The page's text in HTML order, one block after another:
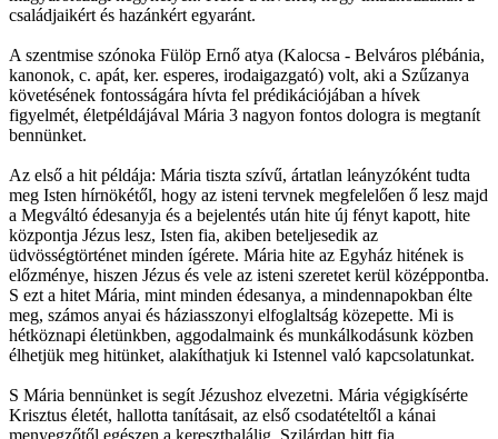
családjaikért és hazánkért egyaránt.
A szentmise szónoka Fülöp Ernő atya (Kalocsa - Belváros plébánia,
kanonok, c. apát, ker. esperes, irodaigazgató) volt, aki a Szűzanya
követésének fontosságára hívta fel prédikációjában a hívek
figyelmét, életpéldájával Mária 3 nagyon fontos dologra is megtanít
bennünket.
Az első a hit példája: Mária tiszta szívű, ártatlan leányzóként tudta
meg Isten hírnökétől, hogy az isteni tervnek megfelelően ő lesz majd
a Megváltó édesanyja és a bejelentés után hite új fényt kapott, hite
központja Jézus lesz, Isten fia, akiben beteljesedik az
üdvösségtörténet minden ígérete. Mária hite az Egyház hitének is
előzménye, hiszen Jézus és vele az isteni szeretet kerül középpontba.
S ezt a hitet Mária, mint minden édesanya, a mindennapokban élte
meg, számos anyai és háziasszonyi elfoglaltság közepette. Mi is
hétköznapi életünkben, aggodalmaink és munkálkodásunk közben
élhetjük meg hitünket, alakíthatjuk ki Istennel való kapcsolatunkat.
S Mária bennünket is segít Jézushoz elvezetni. Mária végigkísérte
Krisztus életét, hallotta tanításait, az első csodatételtől a kánai
menyegzőtől egészen a kereszthalálig. Szilárdan hitt fia